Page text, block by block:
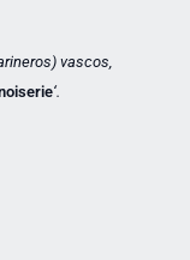
vascos,
‘.